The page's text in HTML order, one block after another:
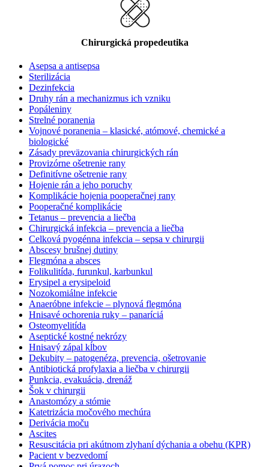
Chirurgická propedeutika
Asepsa a antisepsa
Sterilizácia
Dezinfekcia
Druhy rán a mechanizmus ich vzniku
Popáleniny
Strelné poranenia
Vojnové poranenia – klasické, atómové, chemické a
biologické
Zásady preväzovania chirurgických rán
Provizórne ošetrenie rany
Definitívne ošetrenie rany
Hojenie rán a jeho poruchy
Komplikácie hojenia pooperačnej rany
Pooperačné komplikácie
Tetanus – prevencia a liečba
Chirurgická infekcia – prevencia a liečba
Celková pyogénna infekcia – sepsa v chirurgii
Abscesy brušnej dutiny
Flegmóna a absces
Folikulitída, furunkul, karbunkul
Erysipel a erysipeloid
Nozokomiálne infekcie
Anaeróbne infekcie – plynová flegmóna
Hnisavé ochorenia ruky – panaríciá
Osteomyelitída
Aseptické kostné nekrózy
Hnisavý zápal kĺbov
Dekubity – patogenéza, prevencia, ošetrovanie
Antibiotická profylaxia a liečba v chirurgii
Punkcia, evakuácia, drenáž
Šok v chirurgii
Anastomózy a stómie
Katetrizácia močového mechúra
Derivácia moču
Ascites
Resuscitácia pri akútnom zlyhaní dýchania a obehu (KPR)
Pacient v bezvedomí